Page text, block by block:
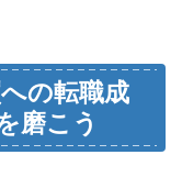
の転職成
磨こう